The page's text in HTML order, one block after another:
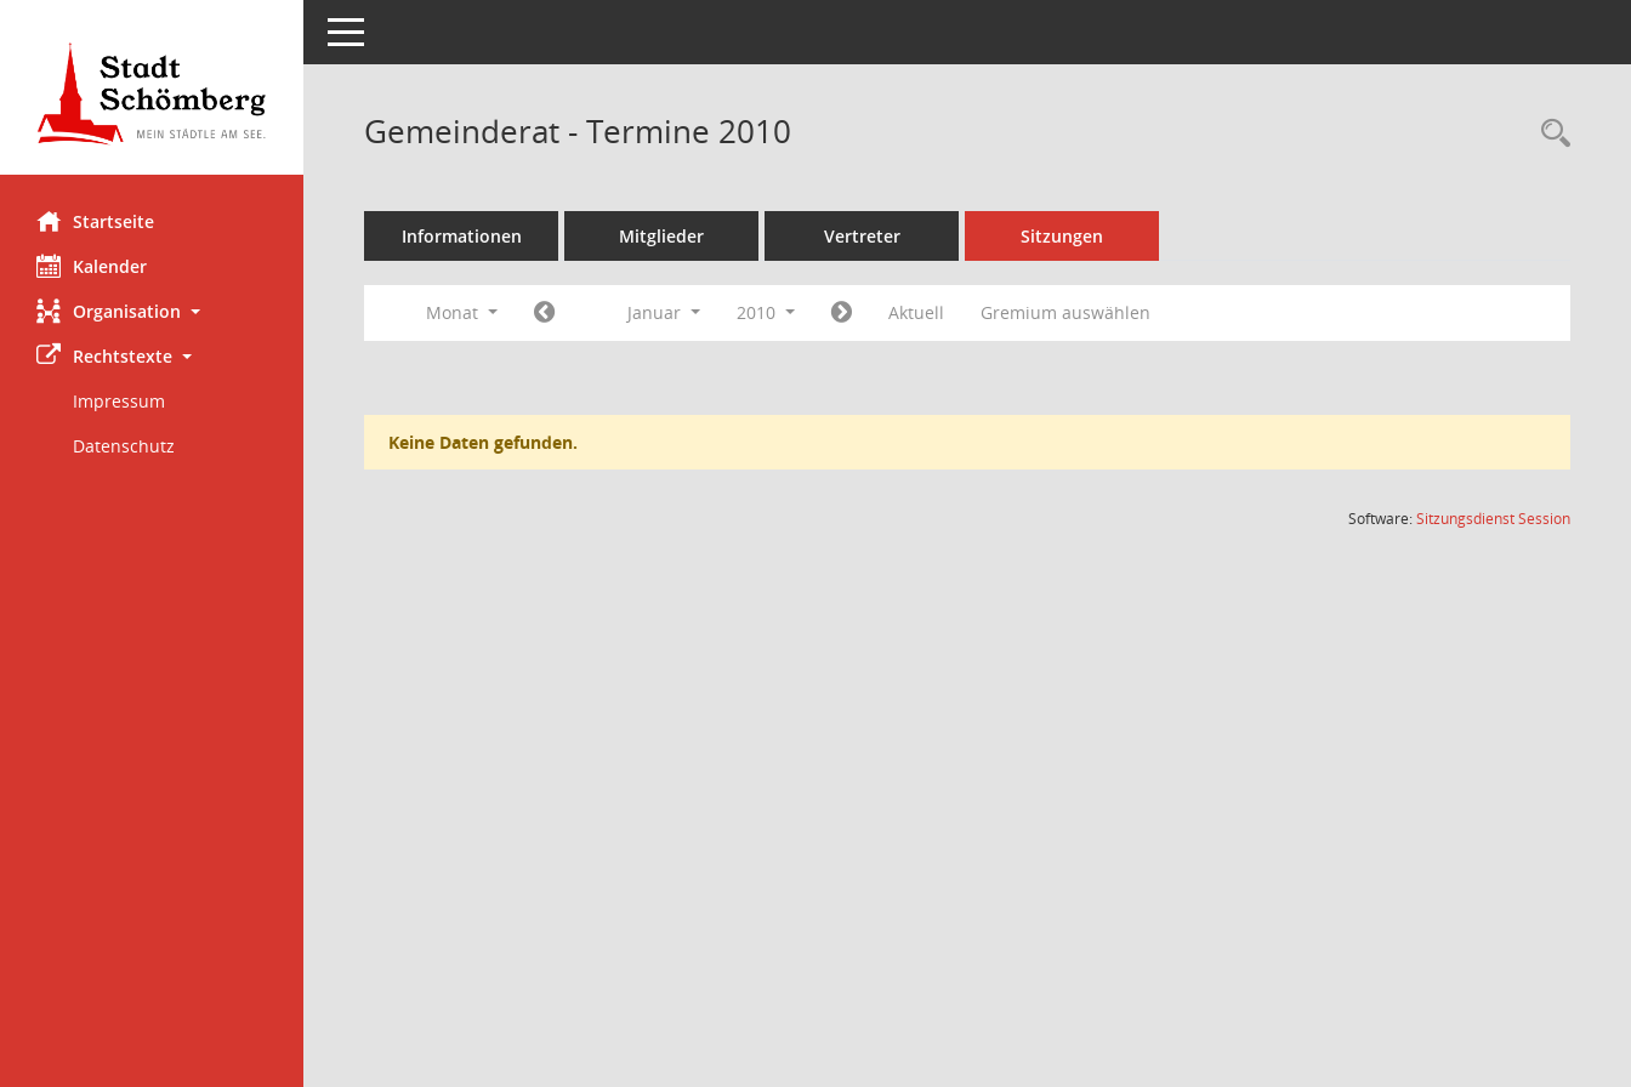
Startseite
Kalender
Organisation
Rechtstexte
Impressum
Datenschutz
Toggle navigation
Gemeinderat - Termine 2010
Informationen Mitglieder Vertreter Sitzungen
Monat Januar 2010 Aktuell Gremium auswählen
Keine Daten gefunden.
Software:SitzungsdienstSession(Wird in